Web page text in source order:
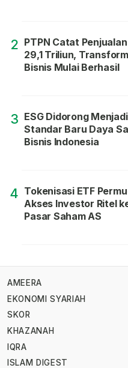
2 PTPN Catat Penjualan
29,1 Triliun,
Bisnis Mulai Berhasil
3 ESG Didorong Menjadi
Standar Baru Daya
Bisnis Indonesia
4 Tokenisasi ETF
Akses Investor Ritel
Pasar Saham AS
AMEERA
EKONOMI SYARIAH
SKOR
KHAZANAH
IQRA
ISLAM DIGEST